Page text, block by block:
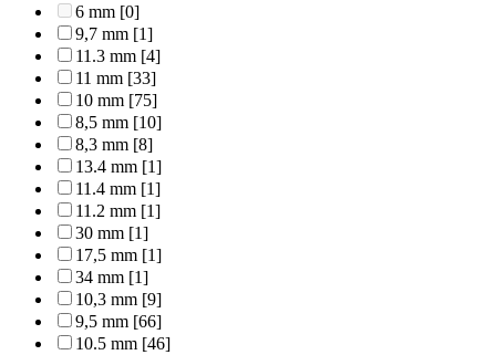
6 mm [0]
9,7 mm [1]
11.3 mm [4]
11 mm [33]
10 mm [75]
8,5 mm [10]
8,3 mm [8]
13.4 mm [1]
11.4 mm [1]
11.2 mm [1]
30 mm [1]
17,5 mm [1]
34 mm [1]
10,3 mm [9]
9,5 mm [66]
10.5 mm [46]